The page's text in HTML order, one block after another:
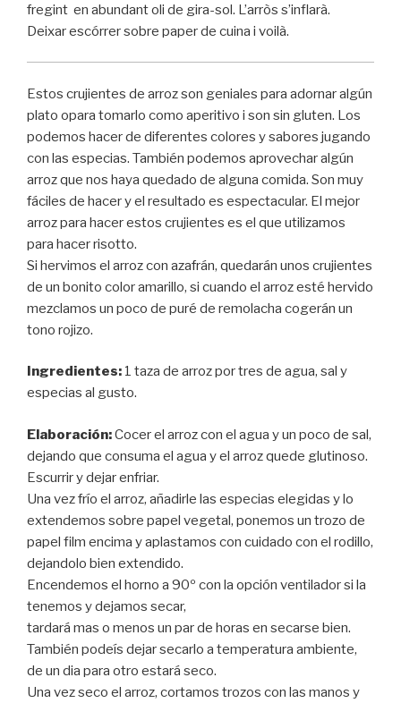
fregint en abundant oli de gira-sol. L’arròs s’inflarà.
Deixar escórrer sobre paper de cuina i voilà.
Estos crujientes de arroz son geniales para adornar algún
plato opara tomarlo como aperitivo i son sin gluten. Los
podemos hacer de diferentes colores y sabores jugando
con las especias. También podemos aprovechar algún
arroz que nos haya quedado de alguna comida. Son muy
fáciles de hacer y el resultado es espectacular. El mejor
arroz para hacer estos crujientes es el que utilizamos
para hacer risotto.
Si hervimos el arroz con azafrán, quedarán unos crujientes
de un bonito color amarillo, si cuando el arroz esté hervido
mezclamos un poco de puré de remolacha cogerán un
tono rojizo.
Ingredientes: 1 taza de arroz por tres de agua, sal y
especias al gusto.
Elaboración:Cocer el arroz con el agua y un poco de sal,
dejando que consuma el agua y el arroz quede glutinoso.
Escurrir y dejar enfriar.
Una vez frío el arroz, añadirle las especias elegidas y lo
extendemos sobre papel vegetal, ponemos un trozo de
papel film encima y aplastamos con cuidado con el rodillo,
dejandolo bien extendido.
Encendemos el horno a 90º con la opción ventilador si la
tenemos y dejamos secar,
tardará mas o menos un par de horas en secarse bien.
También podeís dejar secarlo a temperatura ambiente,
de un dia para otro estará seco.
Una vez seco el arroz, cortamos trozos con las manos y